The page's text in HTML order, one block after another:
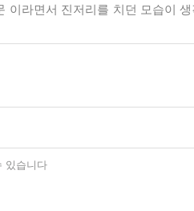
이라면서 진저리를 치던 모습이
있습니다